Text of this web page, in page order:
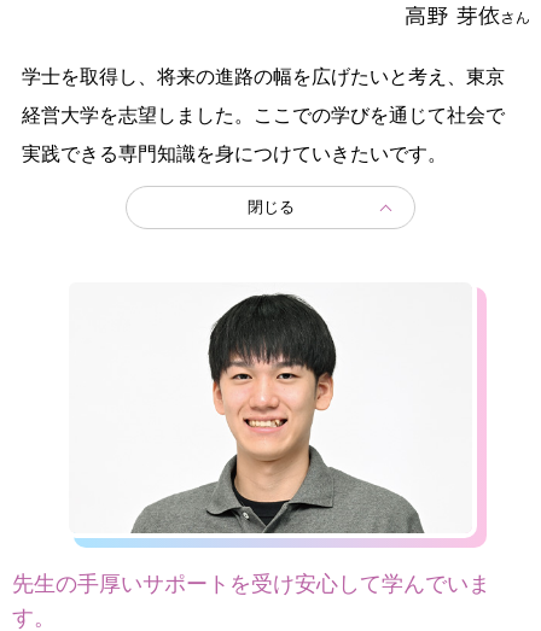
学士を取得し、将来の進路の幅を広げたいと考え、東京
経営大学を志望しました。ここでの学びを通じて社会で
実践できる専門知識を身につけていきたいです。
閉じる
先生の手厚いサポートを受け安心して学んでいま
す。